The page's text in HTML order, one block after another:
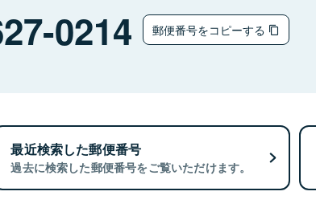
0214 郵便番号をコピーする
最近検索した郵便番号
過去に検索した郵便番号をご覧いただけます。